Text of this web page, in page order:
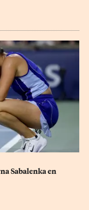
Sabalenka en